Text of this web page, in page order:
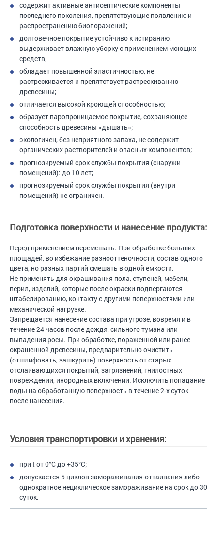
содержит активные антисептические компоненты
последнего поколения, препятствующие появлению и
распространению биопоражений;
долговечное покрытие устойчиво к истиранию,
выдерживает влажную уборку с применением моющих
средств;
обладает повышенной эластичностью, не
растрескивается и препятствует растрескиванию
древесины;
отличается высокой кроющей способностью;
образует паропроницаемое покрытие, сохраняющее
способность древесины «дышать»;
экологичен, без неприятного запаха, не содержит
органических растворителей и опасных компонентов;
прогнозируемый срок службы покрытия (снаружи
помещений): до 10 лет;
прогнозируемый срок службы покрытия (внутри
помещений) не ограничен.
Подготовка поверхности и нанесение продукта:
Перед применением перемешать. При обработке больших
площадей, во избежание разнооттеночности, состав одного
цвета, но разных партий смешать в одной емкости.
Не применять для окрашивания пола, ступеней, мебели,
перил, изделий, которые после окраски подвергаются
штабелированию, контакту с другими поверхностями или
механической нагрузке.
Запрещается нанесение состава при угрозе, вовремя и в
течение 24 часов после дождя, сильного тумана или
выпадения росы. При обработке, пораженной или ранее
окрашенной древесины, предварительно очистить
(отшлифовать, зашкурить) поверхность от старых
отслаивающихся покрытий, загрязнений, гнилостных
повреждений, инородных включений. Исключить попадание
воды на обработанную поверхность в течение 2-х суток
после нанесения.
Условия транспортировки и хранения:
при t от 0°С до +35°С;
допускается 5 циклов замораживания-оттаивания либо
однократное нециклическое замораживание на срок до 30
суток.